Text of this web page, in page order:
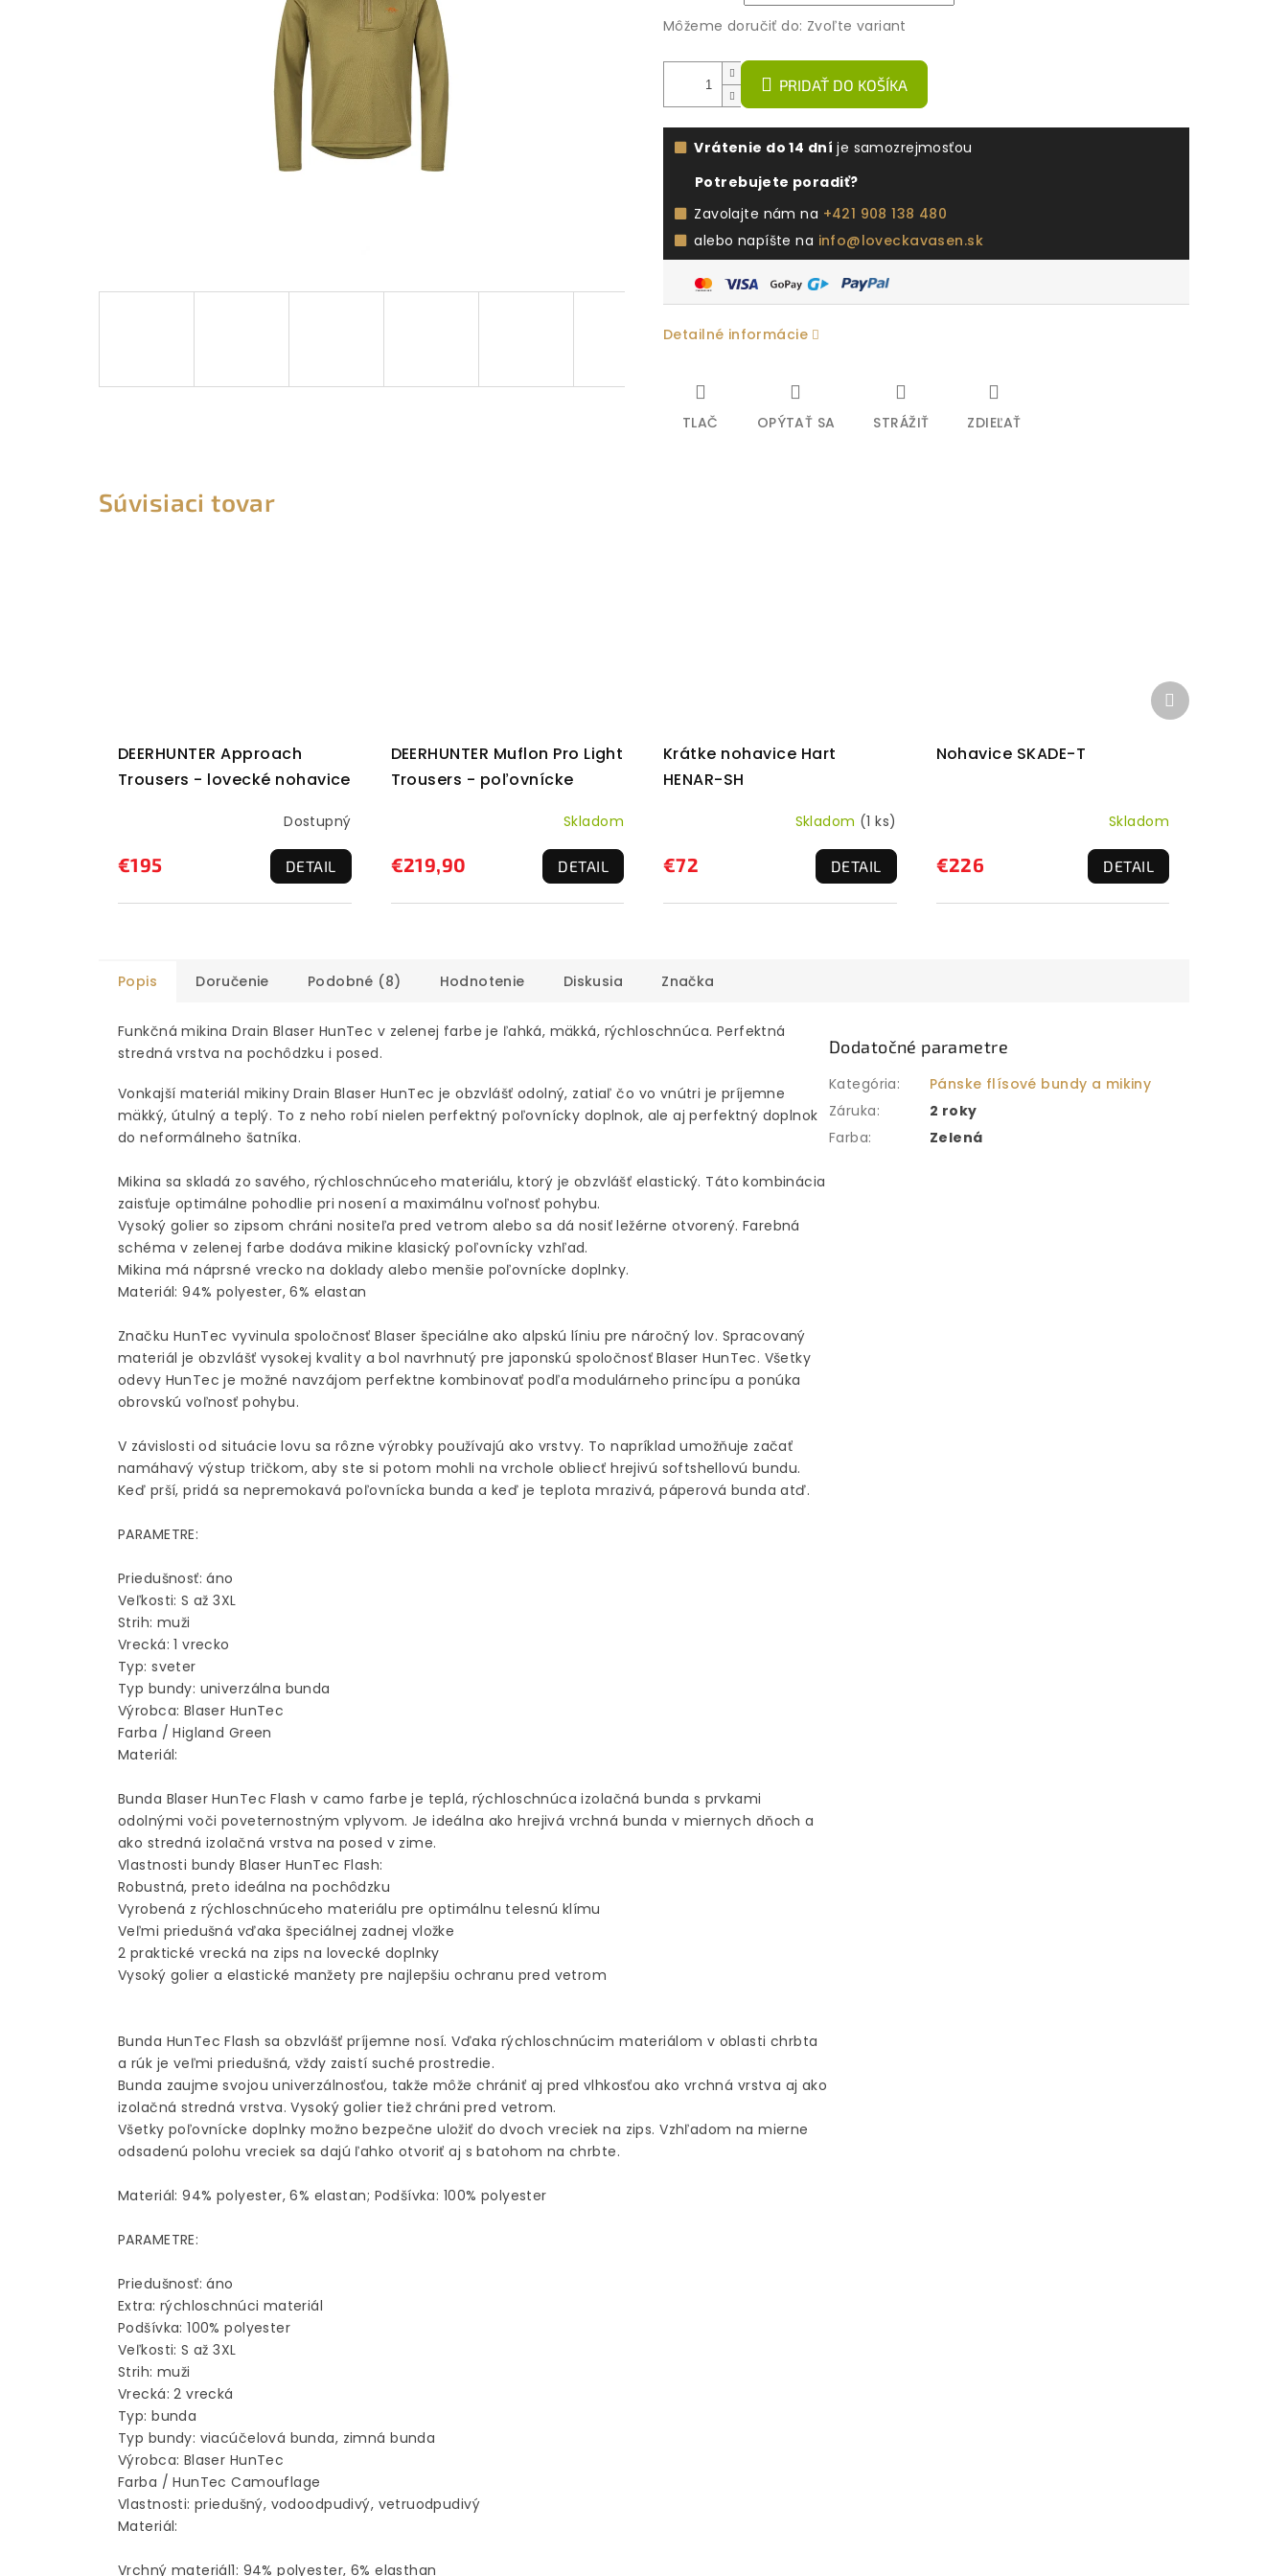
Môžeme doručiť do: Zvoľte variant
PRIDAŤ DO KOŠÍKA
Vrátenie do 14 dní je samozrejmosťou
Potrebujete poradiť?
Zavolajte nám na +421 908 138 480
alebo napíšte na info@loveckavasen.sk
Detailné informácie
TLAČ OPÝTAŤ SA STRÁŽIŤ ZDIEĽAŤ
Súvisiaci tovar
DEERHUNTER Approach
Trousers - lovecké nohavice
Dostupný
€195 DETAIL
DEERHUNTER Muflon Pro Light
Trousers - poľovnícke
Skladom
€219,90 DETAIL
Krátke nohavice Hart
HENAR-SH
Skladom (1 ks)
€72 DETAIL
Nohavice SKADE-T
Skladom
€226 DETAIL
Ďalší
produkt
Popis Doručenie Podobné (8) Hodnotenie Diskusia Značka
Funkčná mikina Drain Blaser HunTec v zelenej farbe je ľahká, mäkká, rýchloschnúca. Perfektná
stredná vrstva na pochôdzku i posed.
Vonkajší materiál mikiny Drain Blaser HunTec je obzvlášť odolný, zatiaľ čo vo vnútri je príjemne
mäkký, útulný a teplý. To z neho robí nielen perfektný poľovnícky doplnok, ale aj perfektný doplnok
do neformálneho šatníka.
Mikina sa skladá zo savého, rýchloschnúceho materiálu, ktorý je obzvlášť elastický. Táto kombinácia
zaisťuje optimálne pohodlie pri nosení a maximálnu voľnosť pohybu.
Vysoký golier so zipsom chráni nositeľa pred vetrom alebo sa dá nosiť ležérne otvorený. Farebná
schéma v zelenej farbe dodáva mikine klasický poľovnícky vzhľad.
Mikina má náprsné vrecko na doklady alebo menšie poľovnícke doplnky.
Materiál: 94% polyester, 6% elastan
Značku HunTec vyvinula spoločnosť Blaser špeciálne ako alpskú líniu pre náročný lov. Spracovaný
materiál je obzvlášť vysokej kvality a bol navrhnutý pre japonskú spoločnosť Blaser HunTec. Všetky
odevy HunTec je možné navzájom perfektne kombinovať podľa modulárneho princípu a ponúka
obrovskú voľnosť pohybu.
V závislosti od situácie lovu sa rôzne výrobky používajú ako vrstvy. To napríklad umožňuje začať
namáhavý výstup tričkom, aby ste si potom mohli na vrchole obliecť hrejivú softshellovú bundu.
Keď prší, pridá sa nepremokavá poľovnícka bunda a keď je teplota mrazivá, páperová bunda atď.
PARAMETRE:
Priedušnosť: áno
Veľkosti: S až 3XL
Strih: muži
Vrecká: 1 vrecko
Typ: sveter
Typ bundy: univerzálna bunda
Výrobca: Blaser HunTec
Farba / Higland Green
Materiál:
Bunda Blaser HunTec Flash v camo farbe je teplá, rýchloschnúca izolačná bunda s prvkami
odolnými voči poveternostným vplyvom. Je ideálna ako hrejivá vrchná bunda v miernych dňoch a
ako stredná izolačná vrstva na posed v zime.
Vlastnosti bundy Blaser HunTec Flash:
Robustná, preto ideálna na pochôdzku
Vyrobená z rýchloschnúceho materiálu pre optimálnu telesnú klímu
Veľmi priedušná vďaka špeciálnej zadnej vložke
2 praktické vrecká na zips na lovecké doplnky
Vysoký golier a elastické manžety pre najlepšiu ochranu pred vetrom
Bunda HunTec Flash sa obzvlášť príjemne nosí. Vďaka rýchloschnúcim materiálom v oblasti chrbta
a rúk je veľmi priedušná, vždy zaistí suché prostredie.
Bunda zaujme svojou univerzálnosťou, takže môže chrániť aj pred vlhkosťou ako vrchná vrstva aj ako
izolačná stredná vrstva. Vysoký golier tiež chráni pred vetrom.
Všetky poľovnícke doplnky možno bezpečne uložiť do dvoch vreciek na zips. Vzhľadom na mierne
odsadenú polohu vreciek sa dajú ľahko otvoriť aj s batohom na chrbte.
Materiál: 94% polyester, 6% elastan; Podšívka: 100% polyester
PARAMETRE:
Priedušnosť: áno
Extra: rýchloschnúci materiál
Podšívka: 100% polyester
Veľkosti: S až 3XL
Strih: muži
Vrecká: 2 vrecká
Typ: bunda
Typ bundy: viacúčelová bunda, zimná bunda
Výrobca: Blaser HunTec
Farba / HunTec Camouflage
Vlastnosti: priedušný, vodoodpudivý, vetruodpudivý
Materiál:
Vrchný materiál1: 94% polyester, 6% elasthan
Dodatočné parametre
Kategória:
Pánske flísové bundy a mikiny
Záruka:
2 roky
Farba: Zelená